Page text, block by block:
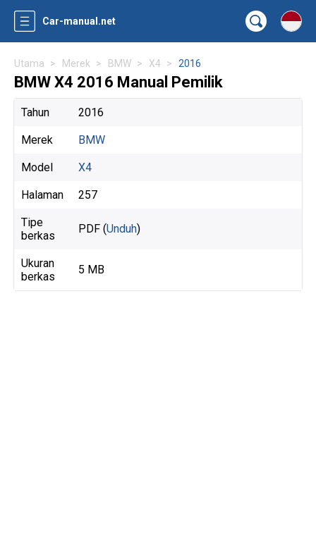
Car-manual.net
Utama Merek BMW X4 2016
BMW X4 2016 Manual Pemilik
Tahun 2016
Merek BMW
Model X4
Halaman 257
Tipe
berkas
PDF (Unduh)
Ukuran
berkas
5 MB